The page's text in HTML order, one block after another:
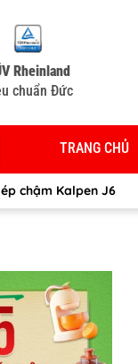
Rheinland
chuẩn Đức
TRANG CHỦ
chậm Kalpen J6